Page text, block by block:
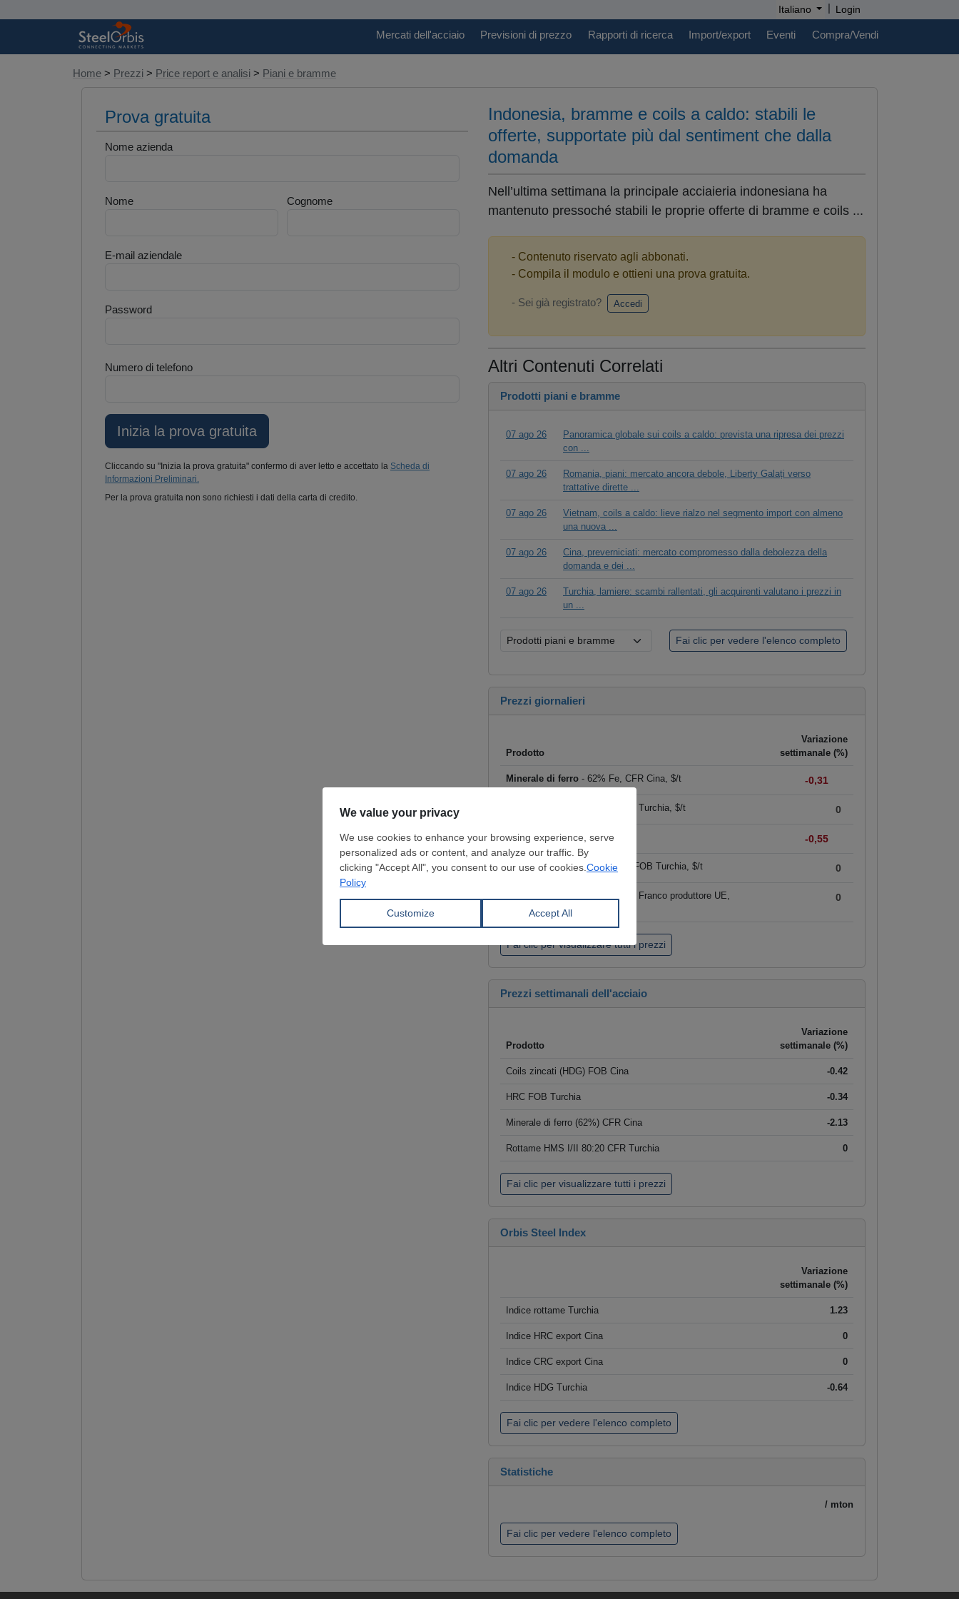
Italiano | Login
Mercati dell'acciaio Previsioni di prezzo Rapporti di ricerca Import/export Eventi Compra/Vendi
Home > Prezzi > Price report e analisi > Piani e bramme
Prova gratuita
Nome azienda
Nome Cognome
E-mail aziendale
Password
Numero di telefono
Cliccando su "Inizia la prova gratuita" confermo di aver letto e accettato la Scheda di
Informazioni Preliminari.
Per la prova gratuita non sono richiesti i dati della carta di credito.
Indonesia, bramme e coils a caldo: stabili le
offerte, supportate più dal sentiment che dalla
domanda
Nell’ultima settimana la principale acciaieria indonesiana ha
mantenuto pressoché stabili le proprie offerte di bramme e coils ...
- Contenuto riservato agli abbonati.
- Compila il modulo e ottieni una prova gratuita.
- Sei già registrato? Accedi
Altri Contenuti Correlati
Prodotti piani e bramme
07 ago 26
Panoramica globale sui coils a caldo: prevista una ripresa dei prezzi
con ...
07 ago 26
Romania, piani: mercato ancora debole, Liberty Galați verso
trattative dirette ...
07 ago 26
Vietnam, coils a caldo: lieve rialzo nel segmento import con almeno
una nuova ...
07 ago 26
Cina, preverniciati: mercato compromesso dalla debolezza della
domanda e dei ...
07 ago 26
Turchia, lamiere: scambi rallentati, gli acquirenti valutano i prezzi in
un ...
Prezzi giornalieri
Prodotto
Variazione
settimanale (%)
Minerale di ferro - 62% Fe, CFR Cina, $/t -0,31
- HMS I/II 80:20, CFR Turchia, $/t 0
Billette- FOB Cina, $/t -0,55
Tondo per cemento armato - FOB Turchia, $/t 0
- Franco produttore UE,
0
Fai clic per visualizzare tutti i prezzi
Prezzi settimanali dell'acciaio
Prodotto
Variazione
settimanale (%)
Coils zincati (HDG) FOB Cina -0.42
HRC FOB Turchia -0.34
Minerale di ferro (62%) CFR Cina -2.13
Rottame HMS I/II 80:20 CFR Turchia 0
Fai clic per visualizzare tutti i prezzi
Orbis Steel Index
Variazione
settimanale (%)
Indice rottame Turchia 1.23
Indice HRC export Cina 0
Indice CRC export Cina 0
Indice HDG Turchia -0.64
Fai clic per vedere l'elenco completo
Statistiche
/ mton
Fai clic per vedere l'elenco completo